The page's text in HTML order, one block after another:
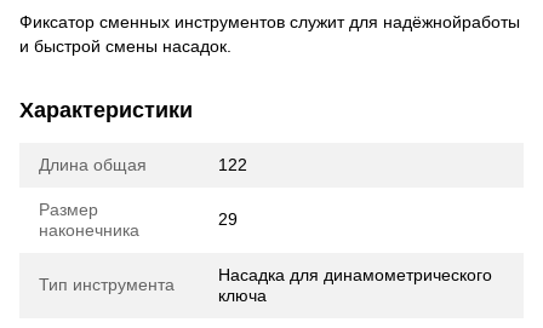
Фиксатор сменных инструментов служит для надёжнойработы
и быстрой смены насадок.
Характеристики
Длина общая 122
Размер
наконечника
29
Тип инструмента
Насадка для динамометрического
ключа